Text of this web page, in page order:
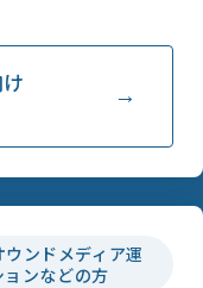
ンドメディア運
ンなどの方